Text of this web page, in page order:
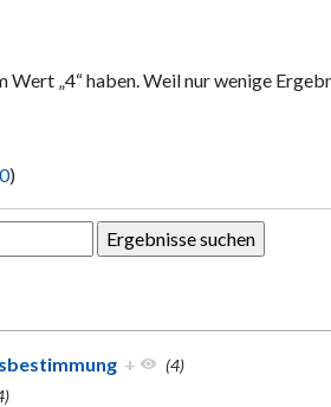
Wert „4“ haben. Weil nur wenige
)
+ (4)